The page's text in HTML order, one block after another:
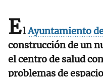
ElAyuntamiento
construcción de un
el centro de salud
problemas de